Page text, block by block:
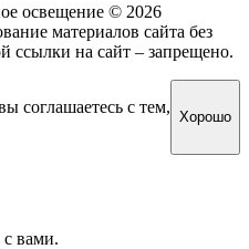
освещение © 2026
материалов сайта без
ссылки на сайт – запрещено.
соглашаетесь с тем,
Хорошо
вами.